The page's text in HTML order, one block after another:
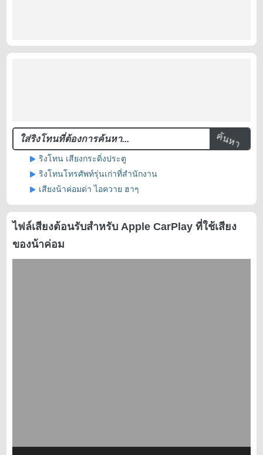
ค้นหา
ริงโทน เสียงกระดิ่งประตู
ริงโทนโทรศัพท์รุ่นเก่าที่สำนักงาน
เสียงน้าค่อมด่า ไอควาย ฮาๆ
ไฟล์เสียงต้อนรับสำหรับ Apple CarPlay ที่ใช้เสียง
ของน้าค่อม